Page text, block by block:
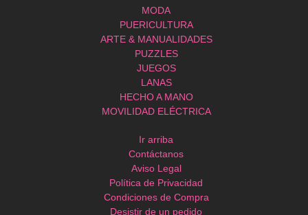
MODA
PUERICULTURA
ARTE & MANUALIDADES
PUZZLES
JUEGOS
LANAS
HECHO A MANO
MOVILIDAD ELÉCTRICA
Ir arriba
Contáctanos
Aviso Legal
Política de Privacidad
Condiciones de Compra
Desistir de un pedido